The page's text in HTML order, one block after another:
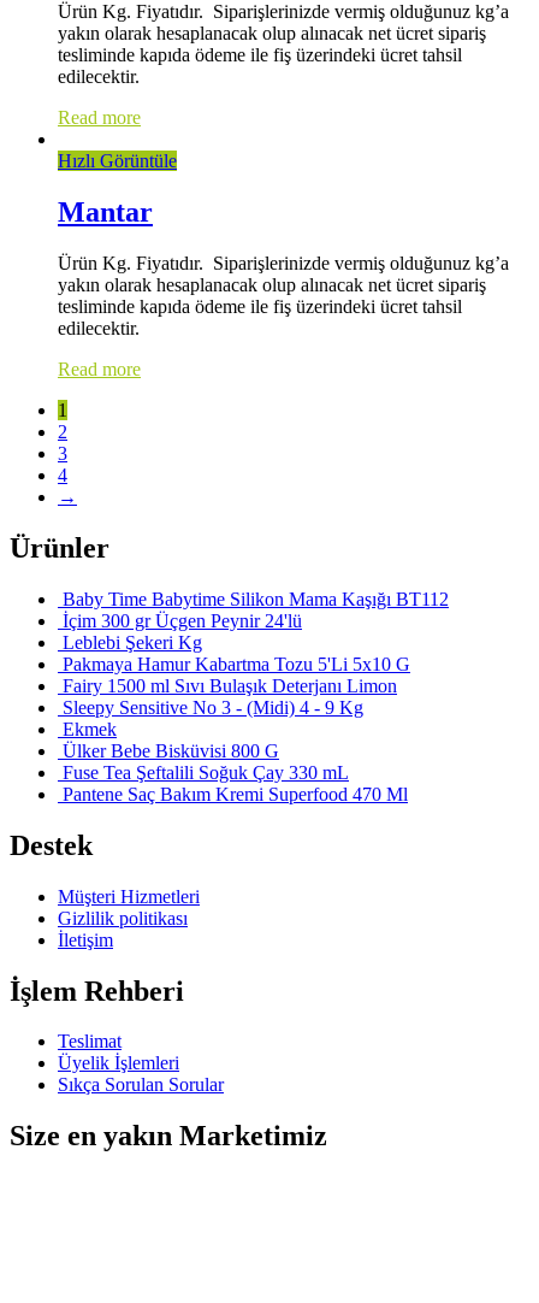
Ürün Kg. Fiyatıdır. Siparişlerinizde vermiş olduğunuz kg’a
yakın olarak hesaplanacak olup alınacak net ücret sipariş
tesliminde kapıda ödeme ile fiş üzerindeki ücret tahsil
edilecektir.
Read more
Hızlı Görüntüle
Mantar
Ürün Kg. Fiyatıdır. Siparişlerinizde vermiş olduğunuz kg’a
yakın olarak hesaplanacak olup alınacak net ücret sipariş
tesliminde kapıda ödeme ile fiş üzerindeki ücret tahsil
edilecektir.
Read more
1
2
3
4
→
Ürünler
Baby Time Babytime Silikon Mama Kaşığı BT112
İçim 300 gr Üçgen Peynir 24'lü
Leblebi Şekeri Kg
Pakmaya Hamur Kabartma Tozu 5'Li 5x10 G
Fairy 1500 ml Sıvı Bulaşık Deterjanı Limon
Sleepy Sensitive No 3 - (Midi) 4 - 9 Kg
Ekmek
Ülker Bebe Bisküvisi 800 G
Fuse Tea Şeftalili Soğuk Çay 330 mL
Pantene Saç Bakım Kremi Superfood 470 Ml
Destek
Müşteri Hizmetleri
Gizlilik politikası
İletişim
İşlem Rehberi
Teslimat
Üyelik İşlemleri
Sıkça Sorulan Sorular
Size en yakın Marketimiz